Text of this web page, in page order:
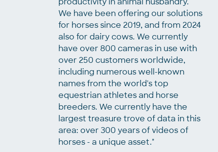
We have been offering our solutions
for horses since 2019, and from 2024
also for dairy cows. We currently
have over 800 cameras in use with
over 250 customers worldwide,
including numerous well-known
names from the world's top
equestrian athletes and horse
breeders. We currently have the
largest treasure trove of data in this
area: over 300 years of videos of
horses - a unique asset."